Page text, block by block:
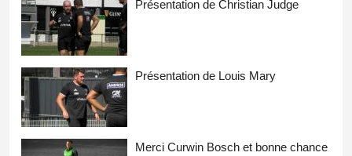
Présentation de Christian Judge
Présentation de Louis Mary
Merci Curwin Bosch et bonne chance